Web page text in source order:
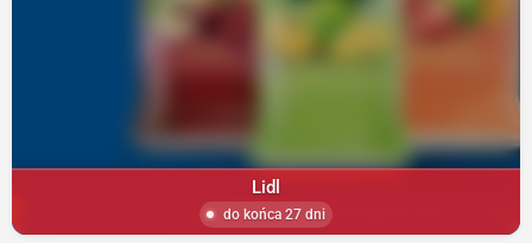
Lidl
do końca 27 dni